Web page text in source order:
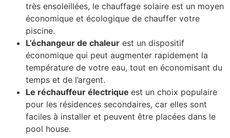
très ensoleillées, le chauffage solaire est un moyen
économique et écologique de chauffer votre
piscine.
L’échangeur de chaleur est un dispositif
économique qui peut augmenter rapidement la
température de votre eau, tout en économisant du
temps et de l’argent.
Le réchauffeur électrique est un choix populaire
pour les résidences secondaires, car elles sont
faciles à installer et peuvent être placées dans le
pool house.